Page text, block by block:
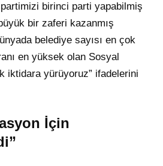
birinci parti yapabilmiş
bir zaferi kazanmış
belediye sayısı en çok
en yüksek olan Sosyal
iktidara yürüyoruz” ifadelerini
İçin